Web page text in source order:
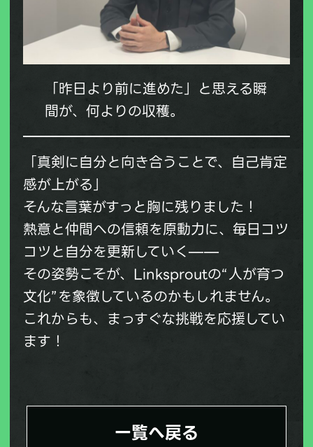
「昨日より前に進めた」と思える瞬
間が、何よりの収穫。
「真剣に自分と向き合うことで、自己肯定
感が上がる」
そんな言葉がすっと胸に残りました！
熱意と仲間への信頼を原動力に、毎日コツ
コツと自分を更新していく——
その姿勢こそが、Linksproutの“人が育つ
文化”を象徴しているのかもしれません。
これからも、まっすぐな挑戦を応援してい
ます！
一覧へ戻る